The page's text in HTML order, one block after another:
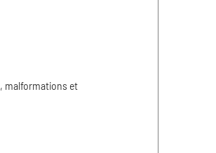
malformations et